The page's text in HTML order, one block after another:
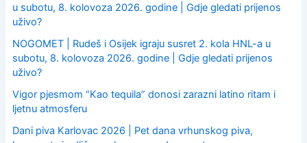
u subotu, 8. kolovoza 2026. godine | Gdje gledati prijenos
uživo?
NOGOMET | Rudeš i Osijek igraju susret 2. kola HNL-a u
subotu, 8. kolovoza 2026. godine | Gdje gledati prijenos
uživo?
Vigor pjesmom “Kao tequila” donosi zarazni latino ritam i
ljetnu atmosferu
Dani piva Karlovac 2026 | Pet dana vrhunskog piva,